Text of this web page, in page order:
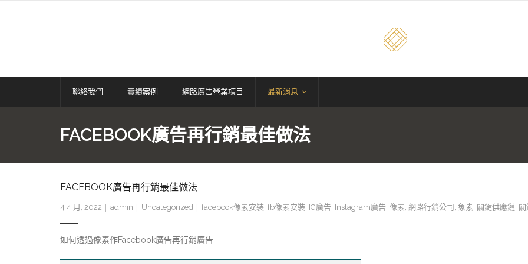
聯絡我們 實績案例 網路廣告營業項目 最新消息
FACEBOOK廣告再行銷最佳做法
FACEBOOK廣告再行銷最佳做法
4 4 月, 2022 admin Uncategorized facebook像素安裝, fb像素安裝, IG廣告, Instagram廣告, 像素, 網路行銷公司 , 象素, 關鍵供應鏈,
如何透過像素作Facebook廣告再行銷廣告